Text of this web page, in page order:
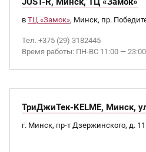
в ТЦ «Замок», Минск, пр.
Тел. +375 (29) 3182445
Время работы: ПН-ВС 11:00 — 23:00
ТриДжиТек-KELME, Минск,
г. Минск, пр-т Дзержинского, д. 11